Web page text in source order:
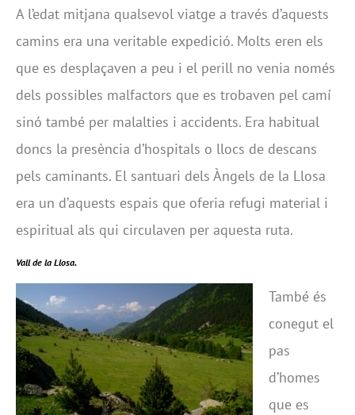
A l’edat mitjana qualsevol viatge a través d’aquests
camins era una veritable expedició. Molts eren els
que es desplaçaven a peu i el perill no venia només
dels possibles malfactors que es trobaven pel camí
sinó també per malalties i accidents. Era habitual
doncs la presència d’hospitals o llocs de descans
pels caminants. El santuari dels Àngels de la Llosa
era un d’aquests espais que oferia refugi material i
espiritual als qui circulaven per aquesta ruta.
Vall de la Llosa.
També és
conegut el
pas
d’homes
que es